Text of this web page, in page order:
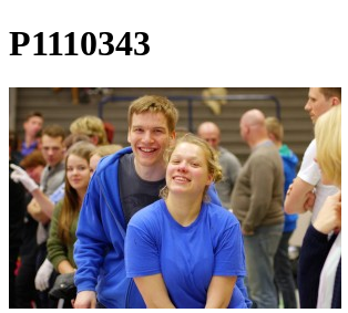
P1110343